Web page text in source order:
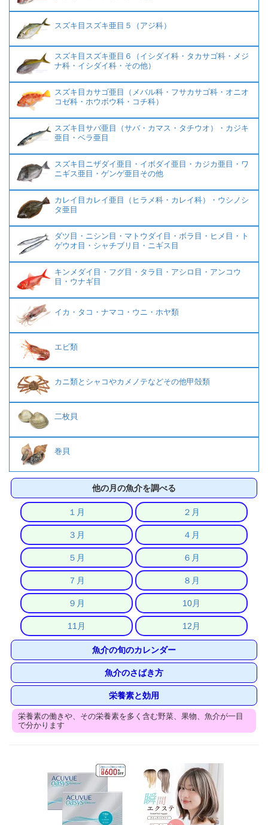
スズキ目スズキ亜目５（アジ科）
スズキ目スズキ亜目６（イシダイ科・タカサゴ科・メジ
ナ科・イシダイ科・その他）
スズキ目カサゴ亜目（メバル科・フサカサゴ科・オニオ
コゼ科・ホウボウ科・コチ科）
スズキ目サバ亜目（サバ・カマス・タチウオ）・カジキ
亜目・ベラ亜目
スズキ目ニザダイ亜目・イボダイ亜目・カジカ亜目・ワ
ニギス亜目・ゲンゲ亜目その他
カレイ目カレイ亜目（ヒラメ科・カレイ科）・ウシノシ
タ亜目
ダツ目・ニシン目・マトウダイ目・ボラ目・ヒメ目・ト
ゲウオ目・シャチブリ目・ニギス目
キンメダイ目・フグ目・タラ目・アシロ目・アンコウ
目・ウナギ目
イカ・タコ・ナマコ・ウニ・ホヤ類
エビ類
カニ類とシャコやカメノテなどその他甲殻類
二枚貝
巻貝
他の月の魚介を調べる
１月 ２月
３月 ４月
５月 ６月
７月 ８月
９月 10月
11月 12月
魚介の旬のカレンダー
魚介のさばき方
栄養素と効用
栄養素の働きや、その栄養素を多く含む野菜、果物、魚介が一目
で分かります